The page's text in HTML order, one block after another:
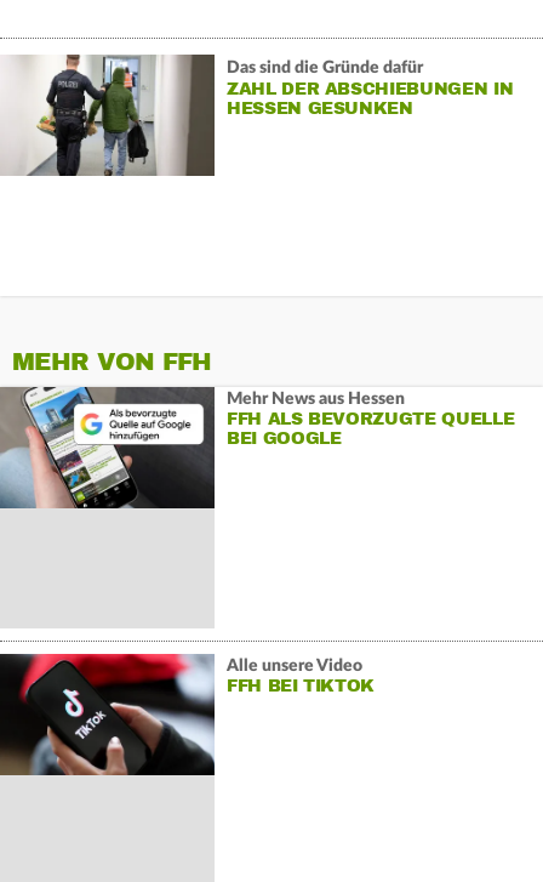
Das sind die Gründe dafür
ZAHL DER ABSCHIEBUNGEN IN
HESSEN GESUNKEN
MEHR VON FFH
Mehr News aus Hessen
FFH ALS BEVORZUGTE QUELLE
BEI GOOGLE
Alle unsere Video
FFH BEI TIKTOK